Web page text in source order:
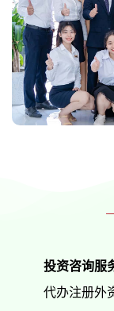
投资咨询服
代办注册外